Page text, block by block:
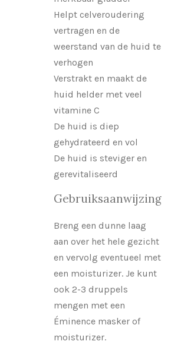
Helpt celveroudering
vertragen en de
weerstand van de huid te
verhogen
Verstrakt en maakt de
huid helder met veel
vitamine C
De huid is diep
gehydrateerd en vol
De huid is steviger en
gerevitaliseerd
Gebruiksaanwijzing
Breng een dunne laag
aan over het hele gezicht
en vervolg eventueel met
een moisturizer. Je kunt
ook 2-3 druppels
mengen met een
Éminence masker of
moisturizer.